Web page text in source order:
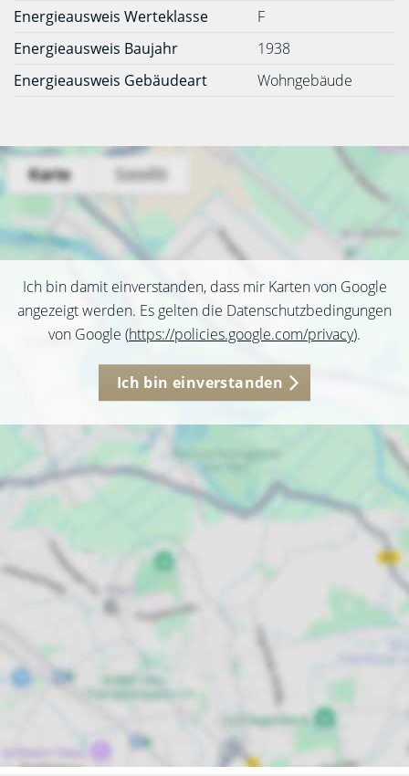
Energieausweis Werteklasse
F
Energieausweis Baujahr
1938
Energieausweis Gebäudeart
Wohngebäude
Ich bin damit einverstanden, dass mir Karten von Google
angezeigt werden. Es gelten die Datenschutzbedingungen
von Google (https://policies.google.com/privacy).
Ich bin einverstanden